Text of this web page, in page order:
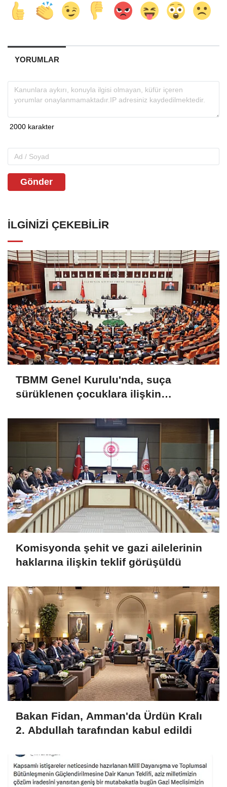
YORUMLAR
Gönder
İLGINIZI ÇEKEBILIR
TBMM Genel Kurulu'nda, suça
sürüklenen çocuklara ilişkin
görüşmeleri tamamlandı
Komisyonda şehit ve gazi ailelerinin
haklarına ilişkin teklif görüşüldü
Bakan Fidan, Amman'da Ürdün Kralı
2. Abdullah tarafından kabul edildi